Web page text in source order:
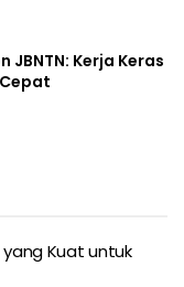
JBNTN: Kerja Keras
Kuat untuk